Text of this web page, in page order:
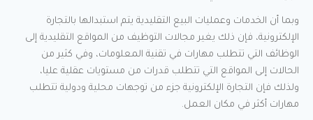
وبما أن الخدمات وعمليات البيع التقليدية يتم استبدالها بالتجارة
الإلكترونية، فإن ذلك يغير مجالات التوظيف من المواقع التقليدية إلى
الوظائف التي تتطلب مهارات في تقنية المعلومات، وفي كثير من
الحالات إلى المواقع التي تتطلب قدرات من مستويات عقلية عليا،
ولذلك فإن التجارة الإلكترونية جزء من توجهات محلية ودولية تتطلب
مهارات أكثر في مكان العمل.